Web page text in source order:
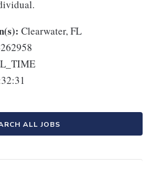
Clearwater, FL
ALL JOBS